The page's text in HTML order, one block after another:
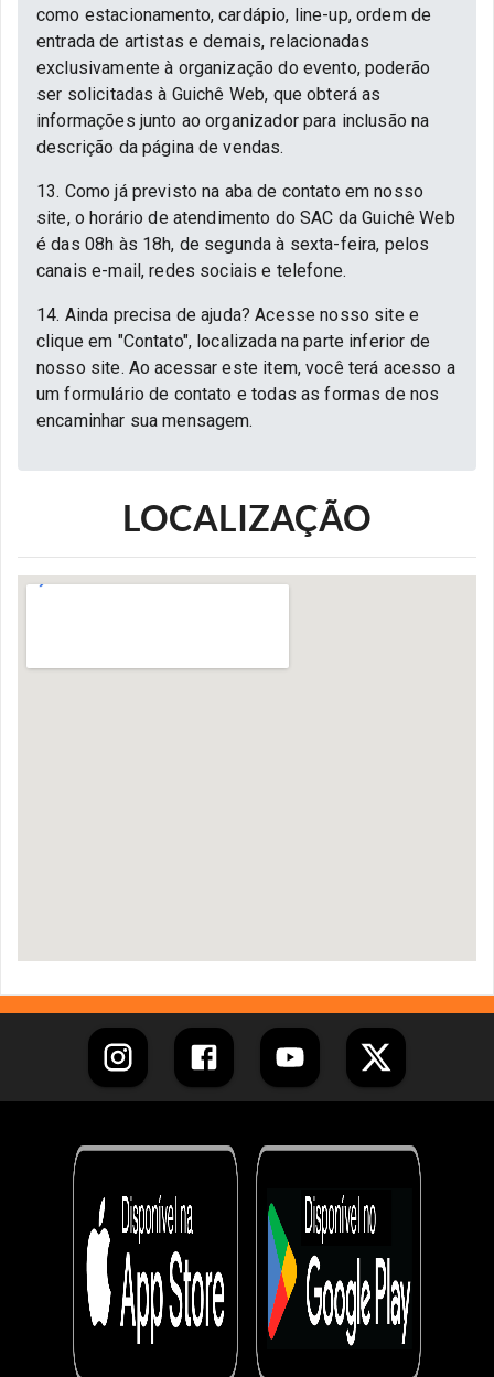
como estacionamento, cardápio, line-up, ordem de
entrada de artistas e demais, relacionadas
exclusivamente à organização do evento, poderão
ser solicitadas à Guichê Web, que obterá as
informações junto ao organizador para inclusão na
descrição da página de vendas.
13. Como já previsto na aba de contato em nosso
site, o horário de atendimento do SAC da Guichê Web
é das 08h às 18h, de segunda à sexta-feira, pelos
canais e-mail, redes sociais e telefone.
14. Ainda precisa de ajuda? Acesse nosso site e
clique em "Contato", localizada na parte inferior de
nosso site. Ao acessar este item, você terá acesso a
um formulário de contato e todas as formas de nos
encaminhar sua mensagem.
LOCALIZAÇÃO